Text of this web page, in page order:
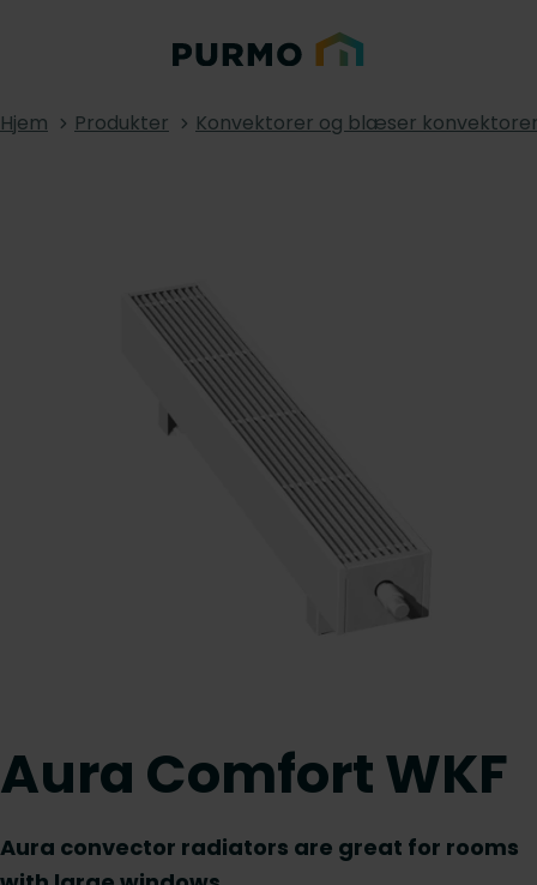
Hjem Produkter Konvektorer og blæser
Aura Comfort WKF
Aura convector radiators are great for rooms